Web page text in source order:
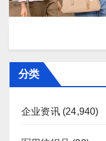
分类
企业资讯(24,940)